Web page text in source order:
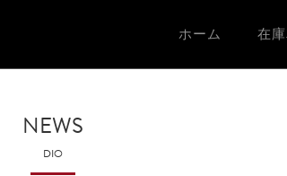
ホーム 在
NEWS
DIO